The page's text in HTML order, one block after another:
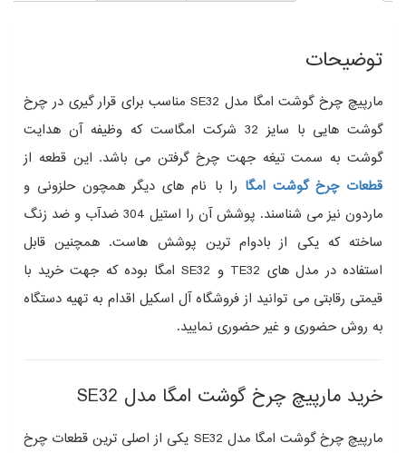
توضیحات
مارپیچ چرخ گوشت امگا مدل SE32 مناسب برای قرار گیری در چرخ
گوشت هایی با سایز 32 شرکت امگاست که وظیفه آن هدایت
گوشت به سمت تیغه جهت چرخ گرفتن می باشد. این قطعه از
قطعات چرخ گوشت امگا را با نام های دیگر همچون حلزونی و
ماردون نیز می شناسند. پوشش آن را استیل 304 ضدآب و ضد زنگ
ساخته که یکی از بادوام ترین پوشش هاست. همچنین قابل
استفاده در مدل های TE32 و SE32 امگا بوده که جهت خرید با
قیمتی رقابتی می توانید از فروشگاه آل اسکیل اقدام به تهیه دستگاه
به روش حضوری و غیر حضوری نمایید.
خرید مارپیچ چرخ گوشت امگا مدل SE32
مارپیچ چرخ گوشت امگا مدل SE32 یکی از اصلی‌ ترین قطعات چرخ